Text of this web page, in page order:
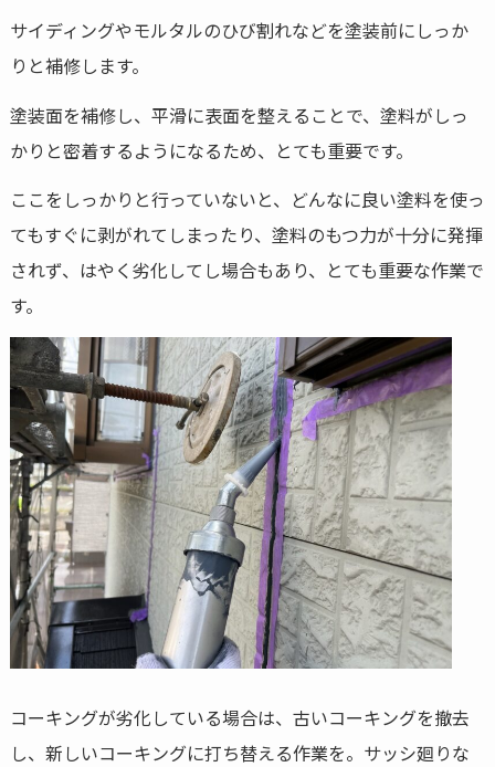
サイディングやモルタルのひび割れなどを塗装前にしっか
りと補修します。
塗装面を補修し、平滑に表面を整えることで、塗料がしっ
かりと密着するようになるため、とても重要です。
ここをしっかりと行っていないと、どんなに良い塗料を使っ
てもすぐに剥がれてしまったり、塗料のもつ力が十分に発揮
されず、はやく劣化してし場合もあり、とても重要な作業で
す。
コーキングが劣化している場合は、古いコーキングを撤去
し、新しいコーキングに打ち替える作業を。サッシ廻りな